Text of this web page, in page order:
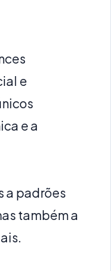
e
e a
a padrões
também a